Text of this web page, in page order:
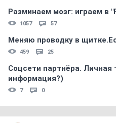
Разминаем мозг: играем в
1057 57
Меняю проводку в
459 25
Соцсети партнёра. Личная
информация?)
7 0